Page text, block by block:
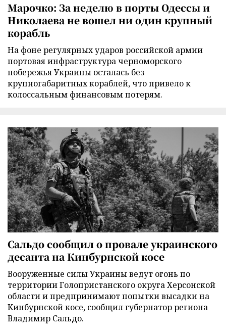
Марочко: За неделю в порты Одессы и
Николаева не вошел ни один крупный
корабль
На фоне регулярных ударов российской армии
портовая инфраструктура черноморского
побережья Украины осталась без
крупногабаритных кораблей, что привело к
колоссальным финансовым потерям.
Сальдо сообщил о провале украинского
десанта на Кинбурнской косе
Вооруженные силы Украины ведут огонь по
территории Голопристанского округа Херсонской
области и предпринимают попытки высадки на
Кинбурнской косе, сообщил губернатор региона
Владимир Сальдо.